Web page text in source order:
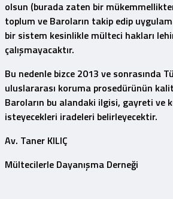
olsun (burada zaten bir
toplum ve Baroların takip edip
bir sistem kesinlikle mülteci hakları
çalışmayacaktır.
Bu nedenle bizce 2013 ve sonrasında
uluslararası koruma prosedürünün
Baroların bu alandaki ilgisi, gayreti ve
isteyecekleri iradeleri belirleyecektir.
Av. Taner KILIÇ
Mültecilerle Dayanışma Derneği